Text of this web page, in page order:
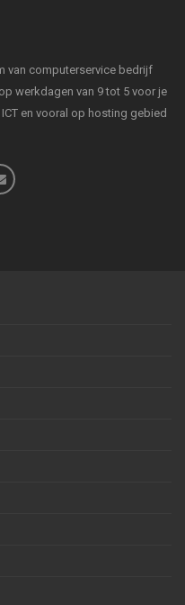
van computerservice bedrijf
werkdagen van 9 tot 5 voor je
en vooral op hosting gebied